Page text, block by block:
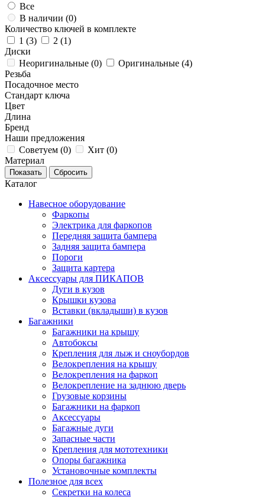
Все
В наличии (0)
Количество ключей в комплекте
1 (3) 2 (1)
Диски
Неоригинальные (0) Оригинальные (4)
Резьба
Посадочное место
Стандарт ключа
Цвет
Длина
Бренд
Наши предложения
Советуем (0) Хит (0)
Материал
Каталог
Навесное оборудование
Фаркопы
Электрика для фаркопов
Передняя защита бампера
Задняя защита бампера
Пороги
Защита картера
Аксессуары для ПИКАПОВ
Дуги в кузов
Крышки кузова
Вставки (вкладыши) в кузов
Багажники
Багажники на крышу
Автобоксы
Крепления для лыж и сноубордов
Велокрепления на крышу
Велокрепления на фаркоп
Велокрепление на заднюю дверь
Грузовые корзины
Багажники на фаркоп
Аксессуары
Багажные дуги
Запасные части
Крепления для мототехники
Опоры багажника
Установочные комплекты
Полезное для всех
Секретки на колеса